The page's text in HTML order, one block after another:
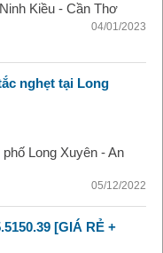
Kiều - Cần Thơ
04/01/2023
nghẹt tại Long
phố Long Xuyên - An
05/12/2022
[GIÁ RẺ +